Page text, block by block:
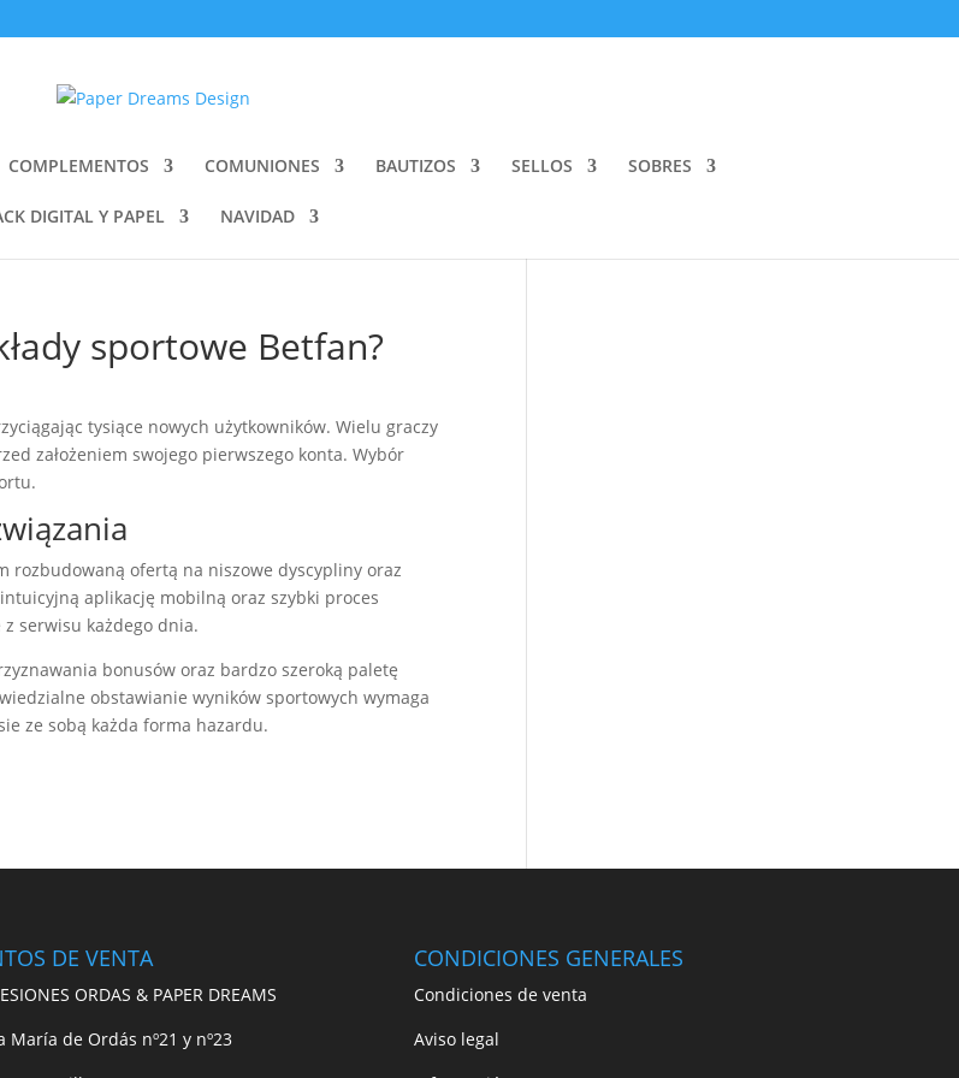
COMPLEMENTOS COMUNIONES BAUTIZOS SELLOS SOBRES
DIGITAL Y PAPEL NAVIDAD
sportowe Betfan?
tysiące nowych użytkowników. Wielu graczy
założeniem swojego pierwszego konta. Wybór
rozbudowaną ofertą na niszowe dyscypliny oraz
aplikację mobilną oraz szybki proces
z serwisu każdego dnia.
bonusów oraz bardzo szeroką paletę
obstawianie wyników sportowych wymaga
ze sobą każda forma hazardu.
DE VENTA
ORDAS & PAPER DREAMS
María de Ordás nº21 y nº23
CONDICIONES GENERALES
Condiciones de venta
Aviso legal